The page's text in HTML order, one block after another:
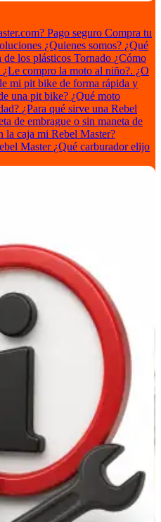
Pago seguro Compra tu
¿Quienes somos? ¿Qué
de los plásticos Tornado ¿Cómo
¿Le compro la moto al niño?. ¿O
mi pit bike de forma rápida y
una pit bike? ¿Qué moto
¿Para qué sirve una Rebel
de embrague o sin maneta de
la caja mi Rebel Master?
Master ¿Qué carburador elijo